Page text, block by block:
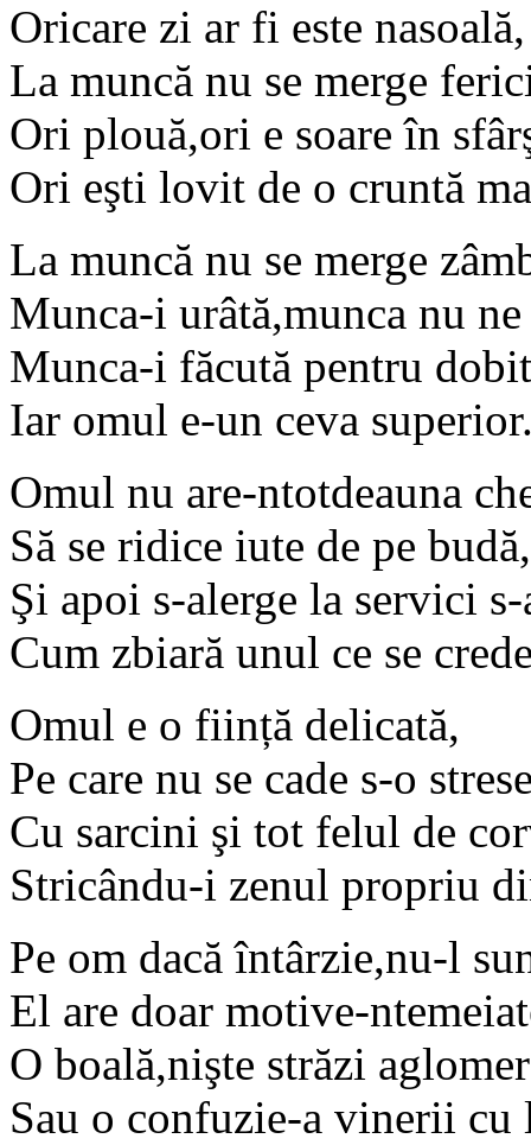
Oricare zi ar fi este nasoală,
La muncă nu se merge
Ori plouă,ori e soare în
Ori eşti lovit de o cruntă
La muncă nu se merge
Munca-i urâtă,munca nu
Munca-i făcută pentru
Iar omul e-un ceva
Omul nu are-ntotdeauna
Să se ridice iute de pe budă,
Şi apoi s-alerge la servici s-
Cum zbiară unul ce se
Omul e o ființă delicată,
Pe care nu se cade s-o
Cu sarcini şi tot felul de
Stricându-i zenul propriu
Pe om dacă întârzie,nu-l
El are doar motive-
O boală,nişte străzi
Sau o confuzie-a vinerii cu